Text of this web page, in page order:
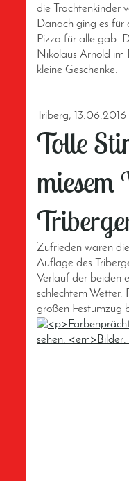
die Trachtenkinder
Danach ging es für
Pizza für alle gab.
Nikolaus Arnold im
kleine Geschenke.
Triberg, 13.06.2016
Tolle
miesem
Zufrieden waren
Auflage des
Verlauf der beiden
schlechtem Wetter.
großen Festumzug